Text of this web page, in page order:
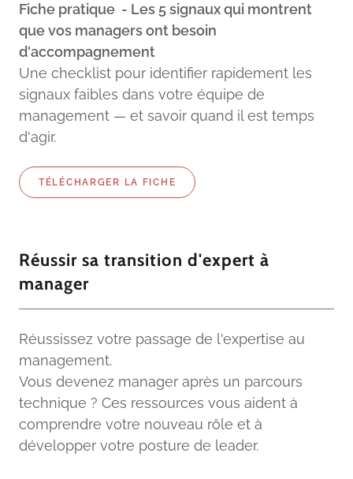
Fiche pratique - Les 5 signaux qui montrent
que vos managers ont besoin
d'accompagnement
Une checklist pour identifier rapidement les
signaux faibles dans votre équipe de
management — et savoir quand il est temps
d'agir.
TÉLÉCHARGER LA FICHE
Réussir sa transition d'expert à
manager
Réussissez votre passage de l'expertise au
management.
Vous devenez manager après un parcours
technique ? Ces ressources vous aident à
comprendre votre nouveau rôle et à
développer votre posture de leader.